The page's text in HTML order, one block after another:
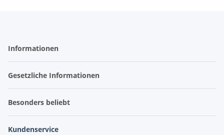
Informationen
Gesetzliche Informationen
Besonders beliebt
Kundenservice